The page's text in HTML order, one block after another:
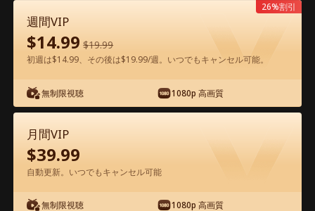
アプリ内で無料視聴可能
週間VIP
$14.99 $19.99
初週は$14.99、その後は$19.99/週。いつでもキャンセル可能。
無制限視聴 1080p 高画質
26%割引
月間VIP
$39.99
自動更新。いつでもキャンセル可能
無制限視聴 1080p 高画質